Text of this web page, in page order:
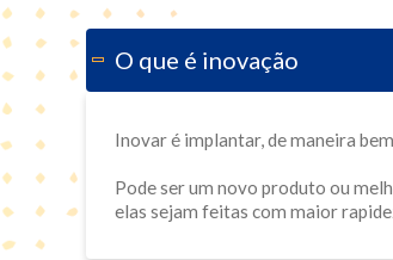
O que é inovação
Inovar é implantar, de maneira
Pode ser um novo produto ou
elas sejam feitas com maior